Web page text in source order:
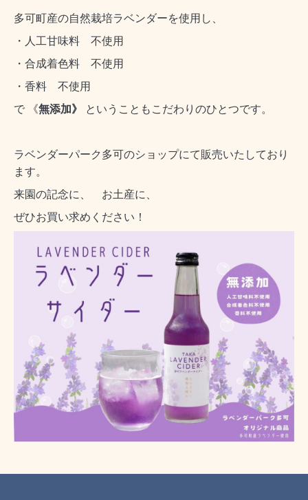
多可町産の自然栽培ラベンダーを使用し、
・人工甘味料 不使用
・合成着色料 不使用
・香料 不使用
で 《無添加》 ということもこだわりのひとつです。
ラベンダーパーク多可のショップにて販売いたしており
ます。
来園の記念に、 お土産に、
ぜひお買い求めください！